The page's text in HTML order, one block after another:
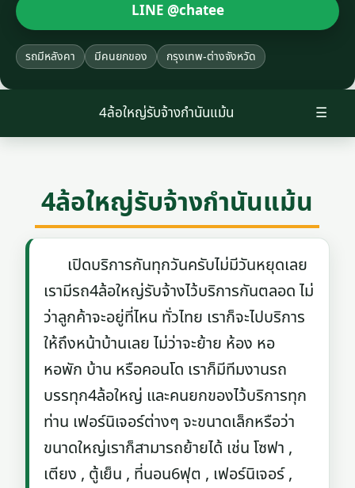
LINE @chatee
รถมีหลังคา มีคนยกของ กรุงเทพ-ต่างจังหวัด
☰
4ล้อใหญ่รับจ้างกำนันแม้น
4ล้อใหญ่รับจ้างกำนันแม้น
เปิดบริการกันทุกวันครับไม่มีวันหยุดเลย
เรามีรถ4ล้อใหญ่รับจ้างไว้บริการกันตลอด ไม่
ว่าลูกค้าจะอยู่ที่ไหน ทั่วไทย เราก็จะไปบริการ
ให้ถึงหน้าบ้านเลย ไม่ว่าจะย้าย ห้อง หอ
หอพัก บ้าน หรือคอนโด เราก็มีทีมงานรถ
บรรทุก4ล้อใหญ่ และคนยกของไว้บริการทุก
ท่าน เฟอร์นิเจอร์ต่างๆ จะขนาดเล็กหรือว่า
ขนาดใหญ่เราก็สามารถย้ายได้ เช่น โซฟา ,
เตียง , ตู้เย็น , ที่นอน6ฟุต , เฟอร์นิเจอร์ ,